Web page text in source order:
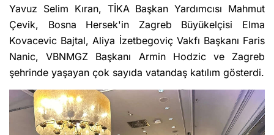
Yavuz Selim Kıran, TİKA Başkan Yardımcısı Mahmut
Çevik, Bosna Hersek'in Zagreb Büyükelçisi Elma
Kovacevic Bajtal, Aliya İzetbegoviç Vakfı Başkanı Faris
Nanic, VBNMGZ Başkanı Armin Hodzic ve Zagreb
şehrinde yaşayan çok sayıda vatandaş katılım gösterdi.